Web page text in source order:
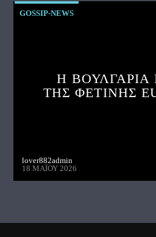
GOSSIP-NEWS
Η ΒΟΥΛΓΑΡΙΑ
ΤΗΣ ΦΕΤΙΝΗΣ
lover882admin
18 ΜΑΪ́ΟΥ 2026